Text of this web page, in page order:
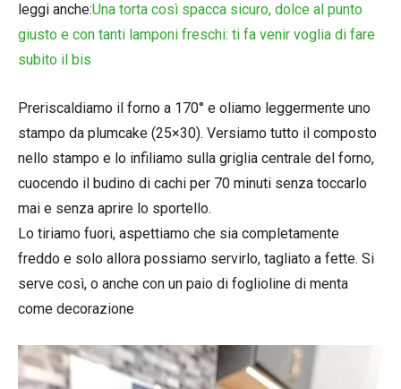
leggi anche:Una torta così spacca sicuro, dolce al punto
giusto e con tanti lamponi freschi: ti fa venir voglia di fare
subito il bis
Preriscaldiamo il forno a 170° e oliamo leggermente uno
stampo da plumcake (25×30). Versiamo tutto il composto
nello stampo e lo infiliamo sulla griglia centrale del forno,
cuocendo il budino di cachi per 70 minuti senza toccarlo
mai e senza aprire lo sportello.
Lo tiriamo fuori, aspettiamo che sia completamente
freddo e solo allora possiamo servirlo, tagliato a fette. Si
serve così, o anche con un paio di foglioline di menta
come decorazione